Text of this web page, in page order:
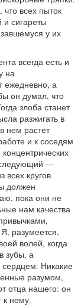
что всех пыток
сигареты
у их
всегда есть и
на
ежедневно, а
он думал, что
злоба станет
разжигать в
нем растет
и к соседям
следующий —
кругов
должен
пока они не
нам качества
разумеется,
волей, когда
зубы, а
Никакие
разумом,
отца нашего: он
к нему.